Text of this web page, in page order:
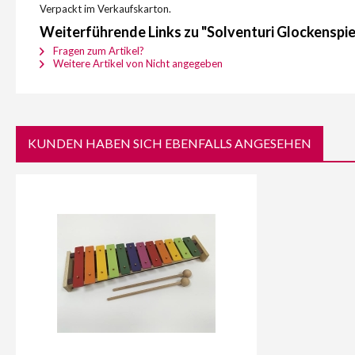
Verpackt im Verkaufskarton.
Weiterführende Links zu "Solventuri
Fragen zum Artikel?
Weitere Artikel von Nicht angegeben
KUNDEN HABEN SICH EBENFALLS ANGESEHEN